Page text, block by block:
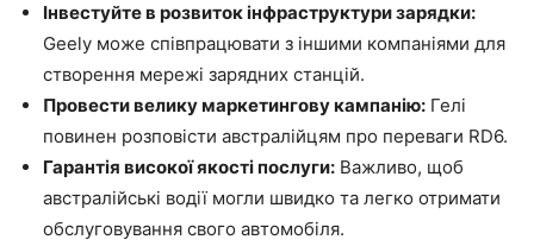
Інвестуйте в розвиток інфраструктури зарядки:
Geely може співпрацювати з іншими компаніями для
створення мережі зарядних станцій.
Провести велику маркетингову кампанію: Гелі
повинен розповісти австралійцям про переваги RD6.
Гарантія високої якості послуги: Важливо, щоб
австралійські водії могли швидко та легко отримати
обслуговування свого автомобіля.